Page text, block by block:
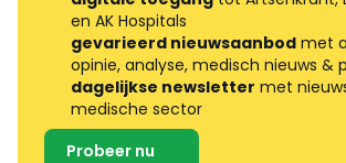
en AK Hospitals
gevarieerd nieuwsaanbod met
opinie, analyse, medisch nieuws &
dagelijkse newsletter met
medische sector
Probeer nu